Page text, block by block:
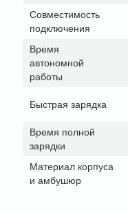
Совместимость
подключения
Время
автономной
работы
Быстрая зарядка
Время полной
зарядки
Материал корпуса
и амбушюр